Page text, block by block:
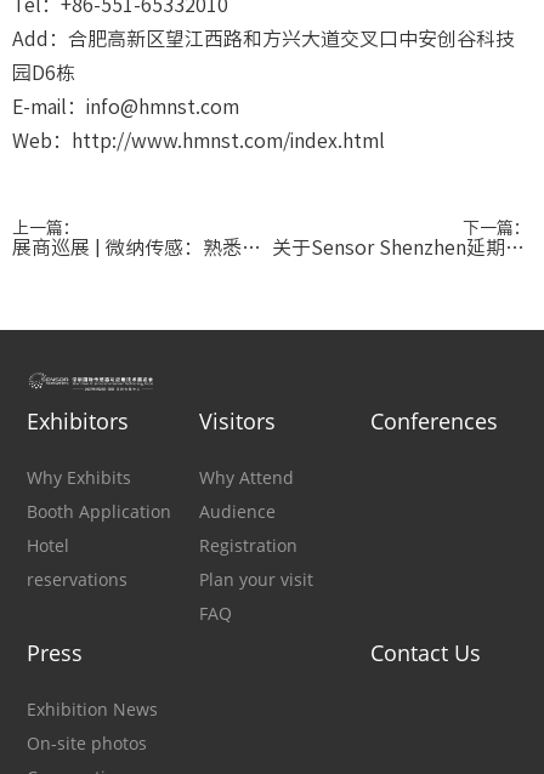
Tel：+86-551-65332010
Add：合肥高新区望江西路和方兴大道交叉口中安创谷科技
园D6栋
E-mail：info@hmnst.com
Web：http://www.hmnst.com/index.html
上一篇：
展商巡展 | 微纳传感：熟悉的环境感测解决方案供应商
下一篇：
关于Sensor Shenzhen延期举办的公告
Exhibitors
Why Exhibits
Booth Application
Hotel
reservations
Visitors
Why Attend
Audience
Registration
Plan your visit
FAQ
Conferences
Press
Exhibition News
On-site photos
Contact Us